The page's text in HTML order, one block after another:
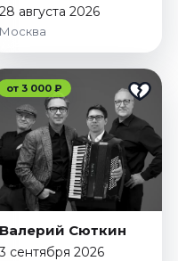
28 августа 2026
Москва
от 3 000 ₽
Валерий Сюткин
3 сентября 2026